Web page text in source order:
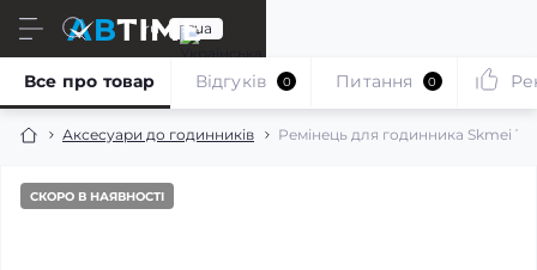
ru ua
Аксесуари до годинників Ремінець для годинника Skmei
Все про товар Відгуків 0 Питання 0
СКОРО В НАЯВНОСТІ